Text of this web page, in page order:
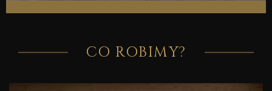
CO ROBIMY?